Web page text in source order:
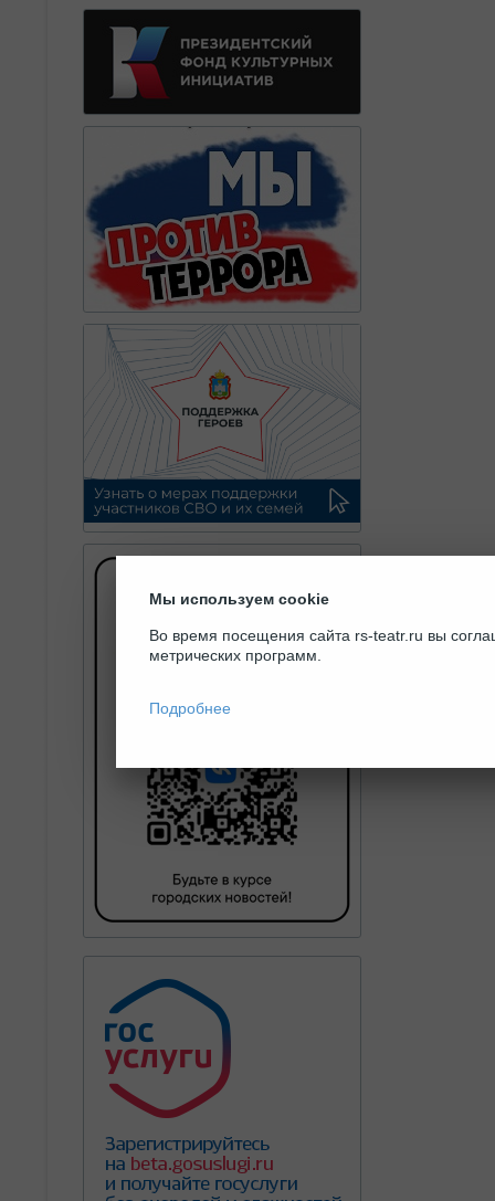
Мы используем cookie
Во время посещения сайта rs-teatr.ru вы
метрических программ.
Подробнее